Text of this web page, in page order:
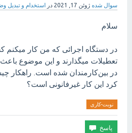
سوال شده ژوئن 17, 2021 در استخدام و تبدیل
سلام
در دستگاه اجرائی که من کار میکنم
تعطیلات میگذارند و این موضوع باعث
در بین‌کارمندان شده است. راهکار
کرد این کار غیرفانونی است؟
نوبت-کاری